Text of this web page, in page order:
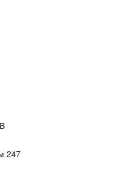
247